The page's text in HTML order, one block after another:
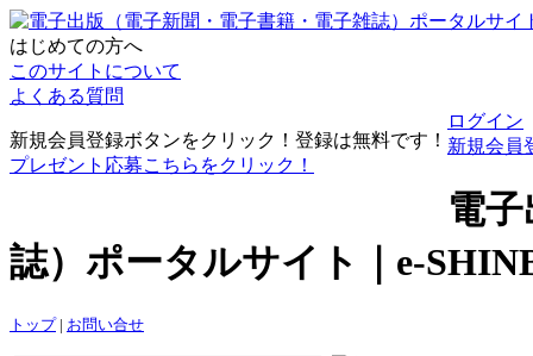
はじめての方へ
このサイトについて
よくある質問
新規会員登録ボタンをクリック！登録は無料です！
プレゼント応募こちらをクリック！
ログイン
新規会員
電
誌）ポータルサイト｜e-
トップ| お問い合せ